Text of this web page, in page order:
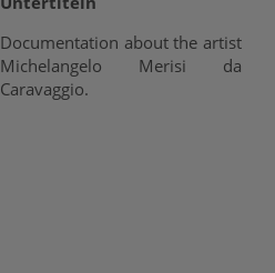
Documentation about the artist
Michelangelo Merisi da
Caravaggio.